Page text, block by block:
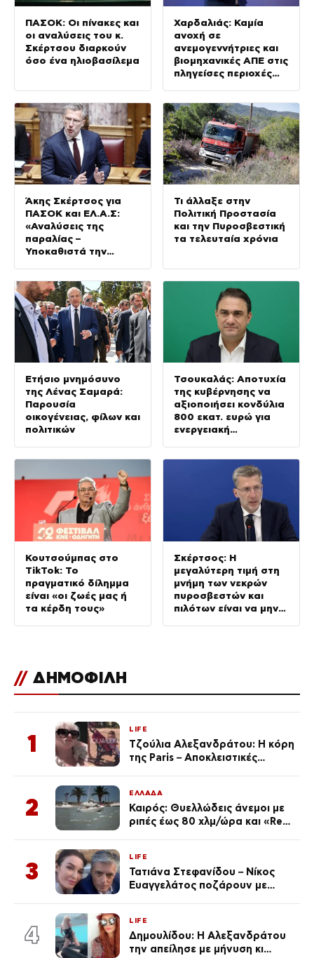
ΠΑΣΟΚ: Οι πίνακες και
οι αναλύσεις του κ.
Σκέρτσου διαρκούν
όσο ένα ηλιοβασίλεμα
Χαρδαλιάς: Καμία
ανοχή σε
ανεμογεννήτριες και
βιομηχανικές ΑΠΕ στις
πληγείσες περιοχές
Άκης Σκέρτσος για
ΠΑΣΟΚ και ΕΛ.Α.Σ:
«Αναλύσεις της
παραλίας –
Υποκαθιστά την
προπαγάνδα»
Τι άλλαξε στην
Πολιτική Προστασία
και την Πυροσβεστική
τα τελευταία χρόνια
Ετήσιο μνημόσυνο
της Λένας Σαμαρά:
Παρουσία
οικογένειας, φίλων και
πολιτικών
Τσουκαλάς: Αποτυχία
της κυβέρνησης να
αξιοποιήσει κονδύλια
800 εκατ. ευρώ για
ενεργειακή
Κουτσούμπας στο
TikTok: Το
πραγματικό δίλημμα
είναι «οι ζωές μας ή
τα κέρδη τους»
Σκέρτσος: Η
μεγαλύτερη τιμή στη
μνήμη των νεκρών
πυροσβεστών και
πιλότων είναι να μην
// ΔΗΜΟΦΙΛΗ
1
LIFE
Τζούλια Αλεξανδράτου: Η κόρη
της Paris – Αποκλειστικές
2
ΕΛΛΑΔΑ
Καιρός: Θυελλώδεις άνεμοι με
ριπές έως 80 χλμ/ώρα και «Red
3
LIFE
Τατιάνα Στεφανίδου – Νίκος
Ευαγγελάτος ποζάρουν με
4
LIFE
Δημουλίδου: Η Αλεξανδράτου
την απείλησε με μήνυση κι